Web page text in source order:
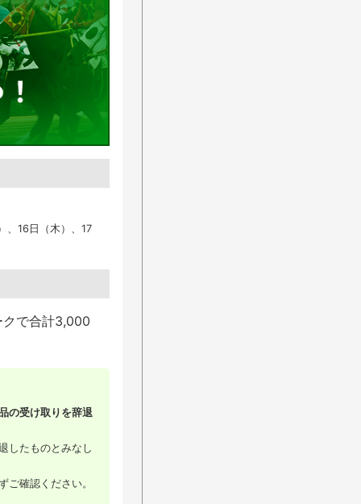
、16日（木）、17
で合計3,000
の受け取りを辞退
したものとみなし
ご確認ください。